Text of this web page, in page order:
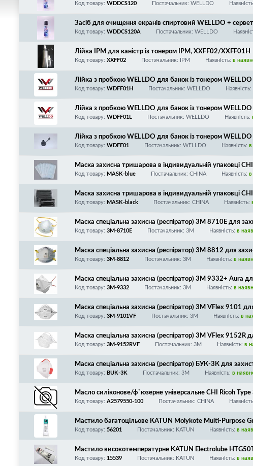
Код товару: WDDCS120 Постачальник: WELLDO
Засіб для очищення екранів спиртовий WELLDO +
Код товару: WDDCS120A Постачальник: WELLDO
Лійка IPM для каністр із тонером IPM, XXFF02/XXFF01H
Код товару: XXFF02 Постачальник: IPM Наявність: в
Лійка з пробкою WELLDO для банок із тонером
M164JT/WDTKUNI2JT-500/WDTKUNI1JT-500/
Код товару: WDFF01H Постачальник: WELLDO Наявність:
Лійка з пробкою WELLDO для банок із тонером
орловини 39мм
Код товару: WDFF01L Постачальник: WELLDO Наявність:
Лійка з пробкою WELLDO для банок із тонером
Код товару: WDFF01 Постачальник: WELLDO Наявність: в
Маска захисна тришарова в індивидуальній упаковці
Код товару: MASK-blue Постачальник: CHINA Наявність: в
Маска захисна тришарова в індивидуальній упаковці
Код товару: MASK-black Постачальник: CHINA Наявність:
Маска спеціальна захисна (респіратор) 3M 8710E для
К!
Код товару: 3M-8710E Постачальник: 3M Наявність: в
Маска спеціальна захисна (респіратор) 3M 8812 для
з клапаном видиху CoolFlow! ГОСТ Р12.4.191-99
Код товару: 3M-8812 Постачальник: 3M Наявність: в
Маска спеціальна захисна (респіратор) 3M 9332+ Aura
50 ГДК, з клапаном видиху CoolFlow!
Код товару: 3M-9332 Постачальник: 3M Наявність: в
Маска спеціальна захисна (респіратор) 3M VFlex 9101
ГДК! 6 грам! Відмінне прилягання до будь-якого типу
Код товару: 3M-9101VF Постачальник: 3M Наявність: в
Маска спеціальна захисна (респіратор) 3M VFlex 9152R
12 ГДК! Відмінне прилягання до будь-якого типу
Код товару: 3M-9152RVF Постачальник: 3M Наявність: в
Маска спеціальна захисна (респіратор) БУК-3К для
з клапаном видиху! Зроблено в Україні!
Код товару: BUK-3K Постачальник: 3M Наявність: в
Масло силіконове/ф`юзерне універсальне CHI Ricoh
Ukraine, 100мл/банка
Код товару: A2579550-100 Постачальник: CHINA
Мастило багатоцільове KATUN Molykote Multi-Purpose
Код товару: 56201 Постачальник: KATUN Наявність: в
Мастило високотемпературне KATUN Electrolube
Код товару: 15539 Постачальник: KATUN Наявність: в